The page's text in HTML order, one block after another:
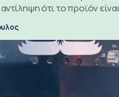
ότι το προϊόν